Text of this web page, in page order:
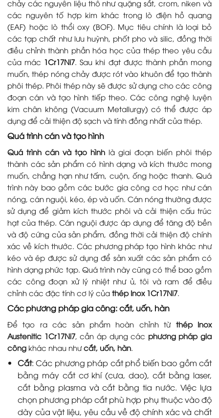
chảy các nguyên liệu thô như quặng sắt, crom, niken và
các nguyên tố hợp kim khác trong lò điện hồ quang
(EAF) hoặc lò thổi oxy (BOF). Mục tiêu chính là loại bỏ
các tạp chất như lưu huỳnh, phốt pho và silic, đồng thời
điều chỉnh thành phần hóa học của thép theo yêu cầu
của mác 1Cr17Ni7. Sau khi đạt được thành phần mong
muốn, thép nóng chảy được rót vào khuôn để tạo thành
phôi thép. Phôi thép này sẽ được sử dụng cho các công
đoạn cán và tạo hình tiếp theo. Các công nghệ luyện
kim chân không (Vacuum Metallurgy) có thể được áp
dụng để cải thiện độ sạch và tính đồng nhất của thép.
Quá trình cán và tạo hình
Quá trình cán và tạo hình là giai đoạn biến phôi thép
thành các sản phẩm có hình dạng và kích thước mong
muốn, chẳng hạn như tấm, cuộn, ống hoặc thanh. Quá
trình này bao gồm các bước gia công cơ học như cán
nóng, cán nguội, kéo, ép và uốn. Cán nóng thường được
sử dụng để giảm kích thước phôi và cải thiện cấu trúc
hạt của thép. Cán nguội được áp dụng để tăng độ bền
và độ cứng của sản phẩm, đồng thời cải thiện độ chính
xác về kích thước. Các phương pháp tạo hình khác như
kéo và ép được sử dụng để sản xuất các sản phẩm có
hình dạng phức tạp. Quá trình này cũng có thể bao gồm
các công đoạn xử lý nhiệt như ủ, tôi và ram để điều
chỉnh các đặc tính cơ lý của thép Inox 1Cr17Ni7.
Các phương pháp gia công: cắt, uốn, hàn
Để tạo ra các sản phẩm hoàn chỉnh từ thép Inox
Austenitic 1Cr17Ni7, cần áp dụng các phương pháp gia
công khác nhau nhưcắt, uốn, hàn.
Cắt: Các phương pháp cắt phổ biến bao gồm cắt
bằng máy cắt cơ khí (cưa, dao), cắt bằng laser,
cắt bằng plasma và cắt bằng tia nước. Việc lựa
chọn phương pháp cắt phù hợp phụ thuộc vào độ
dày của vật liệu, yêu cầu về độ chính xác và chất